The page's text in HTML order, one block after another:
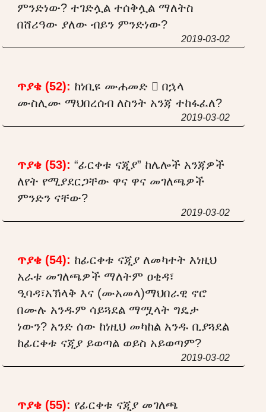
ምንድነው? ተገድሏል ተሰቅሏል ማለትስ
በሸሪዓው ያለው ብይን ምንድነው?
2019-03-02
ጥያቄ (52): ከነቢዩ ሙሐመድ  በኋላ
ሙስሊሙ ማህበረሰብ ለስንት አንጃ ተከፋፈለ?
2019-03-02
ጥያቄ (53): “ፊርቀቱ ናጂያ” ከሌሎች አንጃዎች
ለየት የሚያደርጋቸው ዋና ዋና መገለጫዎች
ምንድን ናቸው?
2019-03-02
ጥያቄ (54): ከፊርቀቱ ናጂያ ለመካተት እነዚህ
አራቱ መገለጫዎች ማለትም ዐቂዳ፣
ዒባዳ፣አኽላቅ እና (ሙአመላ)ማህበራዊ ኖሮ
በሙሉ አንዱም ሳይጓደል ማሟላት ግዴታ
ነውን? አንድ ሰው ከነዚህ መካከል አንዱ ቢያጓደል
ከፊርቀቱ ናጂያ ይወጣል ወይስ አይወጣም?
2019-03-02
ጥያቄ (55): የፊርቀቱ ናጂያ መገለጫ